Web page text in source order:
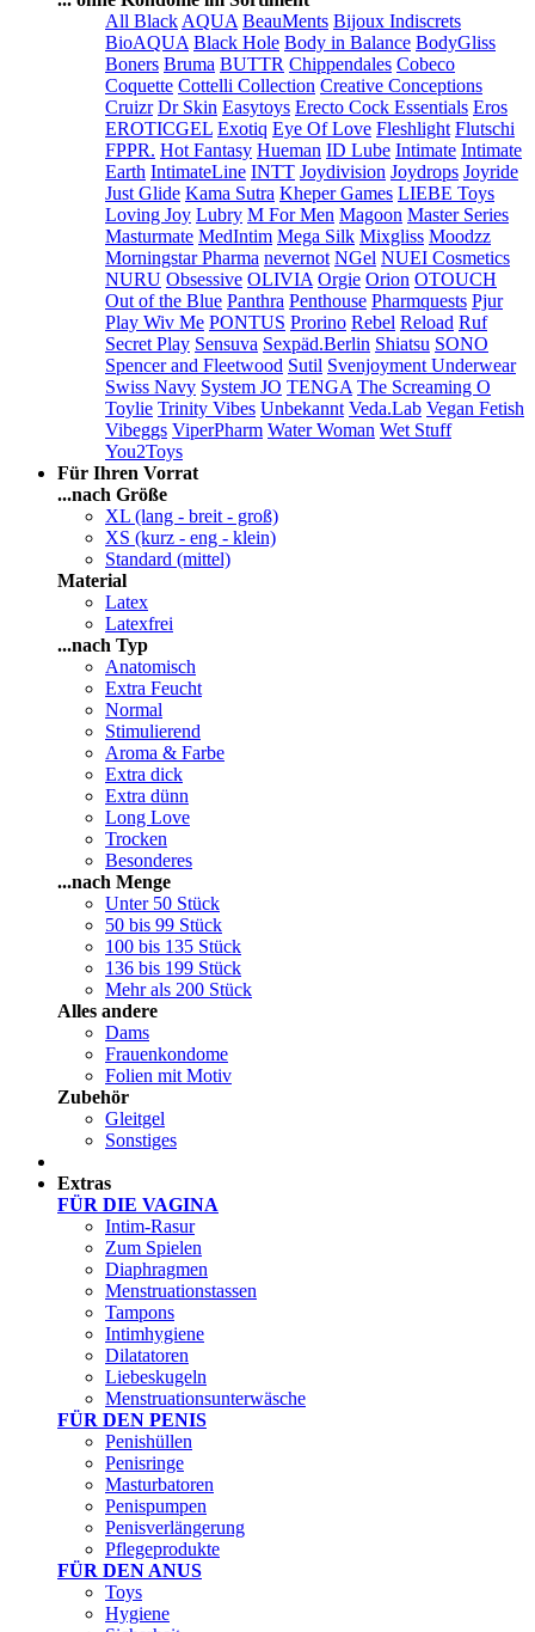
All Black AQUA BeauMents Bijoux Indiscrets
BioAQUA Black Hole Body in Balance BodyGliss
Boners Bruma BUTTR Chippendales Cobeco
Coquette Cottelli Collection Creative Conceptions
Cruizr Dr Skin Easytoys Erecto Cock Essentials Eros
EROTICGEL Exotiq Eye Of Love Fleshlight Flutschi
FPPR. Hot Fantasy Hueman ID Lube Intimate Intimate
Earth IntimateLine INTT Joydivision Joydrops Joyride
Just Glide Kama Sutra Kheper Games LIEBE Toys
Loving Joy Lubry M For Men Magoon Master Series
Masturmate MedIntim Mega Silk Mixgliss Moodzz
Morningstar Pharma nevernot NGel NUEI Cosmetics
NURU Obsessive OLIVIA Orgie Orion OTOUCH
Out of the Blue Panthra Penthouse Pharmquests Pjur
Play Wiv Me PONTUS Prorino Rebel Reload Ruf
Secret Play Sensuva Sexpäd.Berlin Shiatsu SONO
Spencer and Fleetwood Sutil Svenjoyment Underwear
Swiss Navy System JO TENGA The Screaming O
Toylie Trinity Vibes Unbekannt Veda.Lab Vegan Fetish
Vibeggs ViperPharm Water Woman Wet Stuff
You2Toys
Für Ihren Vorrat
...nach Größe
XL (lang - breit - groß)
XS (kurz - eng - klein)
Standard (mittel)
Material
Latex
Latexfrei
...nach Typ
Anatomisch
Extra Feucht
Normal
Stimulierend
Aroma & Farbe
Extra dick
Extra dünn
Long Love
Trocken
Besonderes
...nach Menge
Unter 50 Stück
50 bis 99 Stück
100 bis 135 Stück
136 bis 199 Stück
Mehr als 200 Stück
Alles andere
Dams
Frauenkondome
Folien mit Motiv
Zubehör
Gleitgel
Sonstiges
Extras
FÜR DIE VAGINA
Intim-Rasur
Zum Spielen
Diaphragmen
Menstruationstassen
Tampons
Intimhygiene
Dilatatoren
Liebeskugeln
Menstruationsunterwäsche
FÜR DEN PENIS
Penishüllen
Penisringe
Masturbatoren
Penispumpen
Penisverlängerung
Pflegeprodukte
FÜR DEN ANUS
Toys
Hygiene